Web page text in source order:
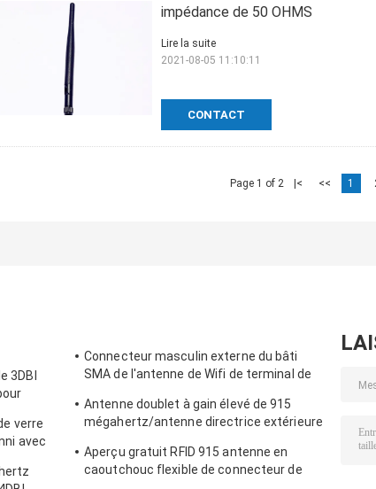
impédance de 50 OHMS
CONTACT
Lire la suite
2021-08-05 11:10:11
Page 1 of 2 |< << 1
3DBI
verre
avec
Connecteur masculin externe du bâti
SMA de l'antenne de Wifi de terminal de
Antenne doublet à gain élevé de 915
mégahertz/antenne directrice extérieure
Aperçu gratuit RFID 915 antenne en
caoutchouc flexible de connecteur de